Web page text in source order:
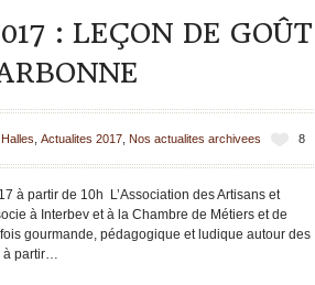
: LEÇON DE GOÛT
8
Actualites 2017, Nos actualites archivees
à partir de 10h L’Association des Artisans et
à Interbev et à la Chambre de Métiers et de
gourmande, pédagogique et ludique autour des
à partir…